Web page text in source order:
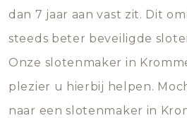
dan 7 jaar aan vast zit. Dit
steeds beter beveiligde
Onze slotenmaker in
plezier u hierbij helpen.
naar een slotenmaker in